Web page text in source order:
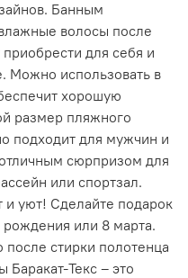
Банным
волосы после
для себя и
Можно использовать в
хорошую
размер пляжного
подходит для мужчин и
сюрпризом для
или спортзал.
уют! Сделайте подарок
или 8 марта.
стирки полотенца
Баракат-Текс – это